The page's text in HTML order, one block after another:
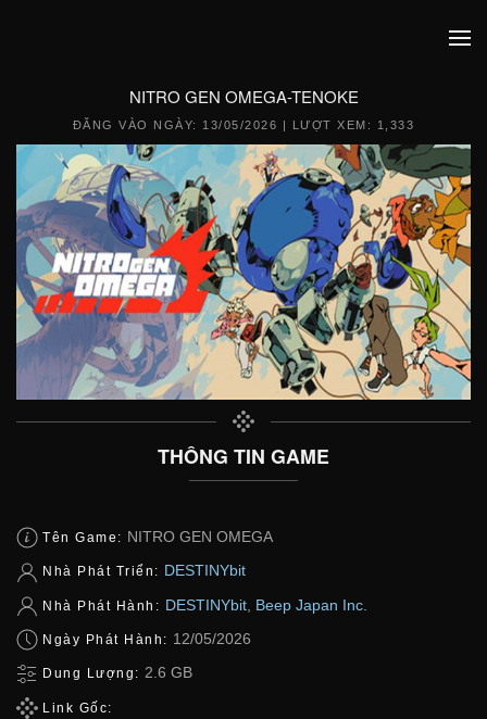
NITRO GEN OMEGA-TENOKE
ĐĂNG VÀO NGÀY: 13/05/2026 | LƯỢT XEM: 1,333
THÔNG TIN GAME
Tên Game: NITRO GEN OMEGA
Nhà Phát Triển: DESTINYbit
Nhà Phát Hành: DESTINYbit, Beep Japan Inc.
Ngày Phát Hành: 12/05/2026
Dung Lượng: 2.6 GB
Link Gốc: